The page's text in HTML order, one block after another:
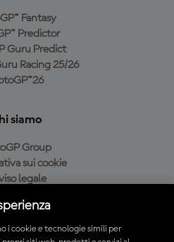
Fantasy
Predictor
Guru Predict
Racing 25/26
siamo
Group
sui cookie
legale
di acquisto
i cookie e tecnologie simili per